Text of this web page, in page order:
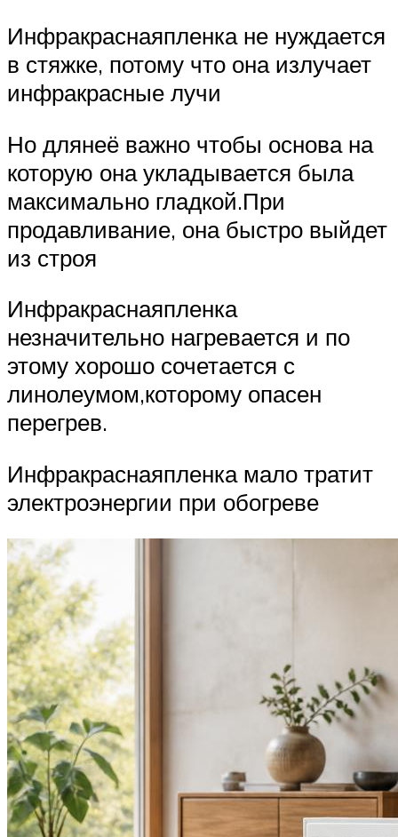
Инфракраснаяпленка не нуждается
в стяжке, потому что она излучает
инфракрасные лучи
Но длянеё важно чтобы основа на
которую она укладывается была
максимально гладкой.При
продавливание, она быстро выйдет
из строя
Инфракраснаяпленка
незначительно нагревается и по
этому хорошо сочетается с
линолеумом,которому опасен
перегрев.
Инфракраснаяпленка мало тратит
электроэнергии при обогреве